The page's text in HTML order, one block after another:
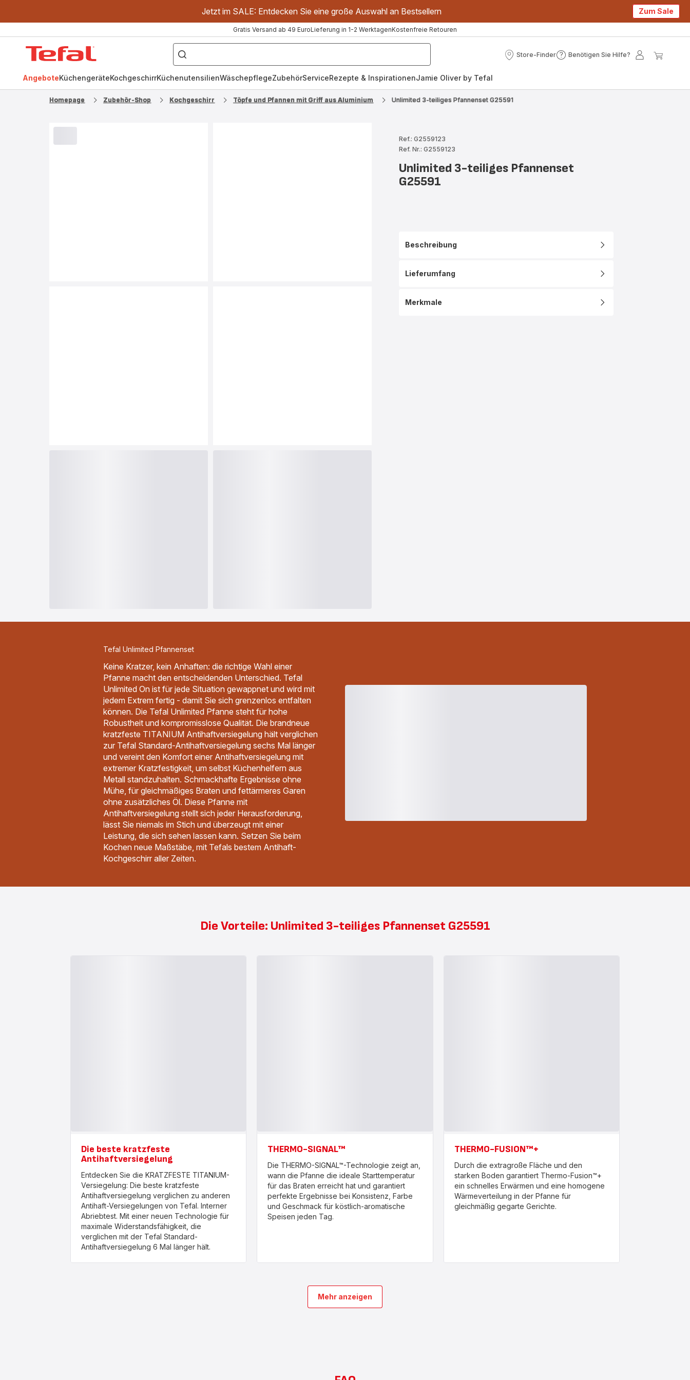
Jetzt im SALE: Entdecken Sie eine große Auswahl an Bestsellern Zum Sale
Gratis Versand ab 49 EuroLieferung in 1-2 WerktagenKostenfreie Retouren
["OptiGrill","Easy
Fry","Pfanne"]
Store-Finder
Store-
Benötigen Sie Hilfe?
Benötigen
Mein
AngeboteKüchengeräteKochgeschirrKüchenutensilienWäschepflegeZubehörServiceRezepte & InspirationenJamie Oliver by Tefal
Homepage Zubehör-Shop Kochgeschirr Töpfe und Pfannen mit Griff aus Aluminium Unlimited 3-teiliges Pfannenset G25591
Ref.: G2559123
Ref. Nr.: G2559123
Unlimited 3-teiliges Pfannenset
G25591
Beschreibung
Lieferumfang
Merkmale
Tefal Unlimited Pfannenset
Keine Kratzer, kein Anhaften: die richtige Wahl einer
Pfanne macht den entscheidenden Unterschied. Tefal
Unlimited On ist für jede Situation gewappnet und wird mit
jedem Extrem fertig - damit Sie sich grenzenlos entfalten
können. Die Tefal Unlimited Pfanne steht für hohe
Robustheit und kompromisslose Qualität. Die brandneue
kratzfeste TITANIUM Antihaftversiegelung hält verglichen
zur Tefal Standard-Antihaftversiegelung sechs Mal länger
und vereint den Komfort einer Antihaftversiegelung mit
extremer Kratzfestigkeit, um selbst Küchenhelfern aus
Metall standzuhalten. Schmackhafte Ergebnisse ohne
Mühe, für gleichmäßiges Braten und fettärmeres Garen
ohne zusätzliches Öl. Diese Pfanne mit
Antihaftversiegelung stellt sich jeder Herausforderung,
lässt Sie niemals im Stich und überzeugt mit einer
Leistung, die sich sehen lassen kann. Setzen Sie beim
Kochen neue Maßstäbe, mit Tefals bestem Antihaft-
Kochgeschirr aller Zeiten.
Die Vorteile: Unlimited 3-teiliges Pfannenset G25591
Die beste kratzfeste
Antihaftversiegelung
Entdecken Sie die KRATZFESTE TITANIUM-
Versiegelung: Die beste kratzfeste
Antihaftversiegelung verglichen zu anderen
Antihaft-Versiegelungen von Tefal. Interner
Abriebtest. Mit einer neuen Technologie für
maximale Widerstandsfähigkeit, die
verglichen mit der Tefal Standard-
Antihaftversiegelung 6 Mal länger hält.
THERMO-SIGNAL™
Die THERMO-SIGNAL™-Technologie zeigt an,
wann die Pfanne die ideale Starttemperatur
für das Braten erreicht hat und garantiert
perfekte Ergebnisse bei Konsistenz, Farbe
und Geschmack für köstlich-aromatische
Speisen jeden Tag.
THERMO-FUSION™+
Durch die extragroße Fläche und den
starken Boden garantiert Thermo-Fusion™+
ein schnelles Erwärmen und eine homogene
Wärmeverteilung in der Pfanne für
gleichmäßig gegarte Gerichte.
Mehr anzeigen